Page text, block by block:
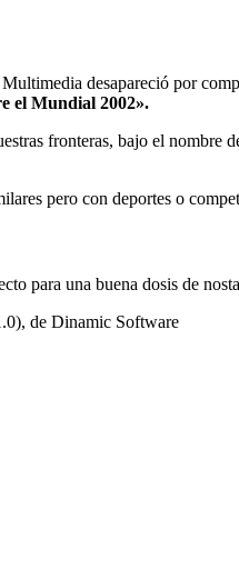
desapareció por
el Mundial 2002».
fronteras, bajo el
pero con deportes o
para una buena dosis de
de Dinamic Software